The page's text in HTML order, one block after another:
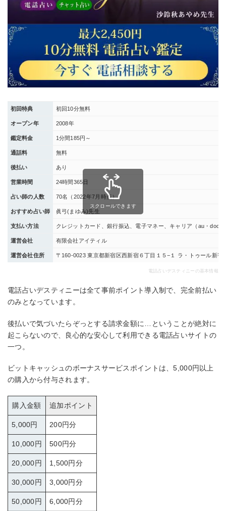
初回特典 初回10分無料
オープン年 2008年
鑑定料金 1分間185円～
通話料 無料
後払い あり
営業時間 24時間365日
占い師の人数 70名（2022年7月時点）
おすすめ占い師 眞弓(まゆみ)先生
支払い方法 クレジットカード、銀行振込、電子マネー、キャリア（au・
運営会社 有限会社アイティル
運営会社住所 〒160-0023 東京都新宿区西新宿６丁目１５−１ ラ・トゥール新宿
スクロールできます
電話占いデスティニーの基本情報
電話占いデスティニーは全て事前ポイント導入制で、完全前払い
のみとなっています。
後払いで気づいたらぞっとする請求金額に…ということが絶対に
起こらないので、良心的な安心して利用できる電話占いサイトの
一つ。
ビットキャッシュのボーナスサービスポイントは、5,000円以上
の購入から付与されます。
購入金額 追加ポイント
5,000円 200円分
10,000円 500円分
20,000円 1,500円分
30,000円 3,000円分
50,000円 6,000円分